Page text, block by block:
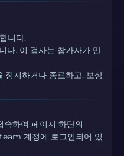
니다.
다. 이 검사는 참가자가 만
정지하거나 종료하고, 보상
속하여 페이지 하단의
계정에 로그인되어 있